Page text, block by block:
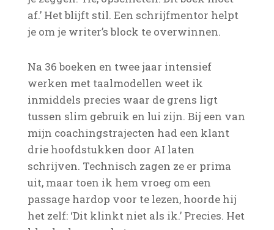
af.’ Het blijft stil. Een schrijfmentor helpt
je om je writer’s block te overwinnen.
Na 36 boeken en twee jaar intensief
werken met taalmodellen weet ik
inmiddels precies waar de grens ligt
tussen slim gebruik en lui zijn. Bij een van
mijn coachingstrajecten had een klant
drie hoofdstukken door AI laten
schrijven. Technisch zagen ze er prima
uit, maar toen ik hem vroeg om een
passage hardop voor te lezen, hoorde hij
het zelf: ‘Dit klinkt niet als ik.’ Precies. Het